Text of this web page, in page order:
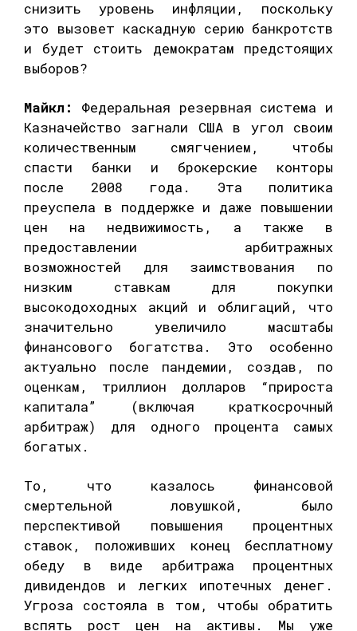
снизить уровень инфляции, поскольку
это вызовет каскадную серию банкротств
и будет стоить демократам предстоящих
выборов?
Майкл:
Федеральная резервная система и
Казначейство загнали США в угол своим
количественным смягчением, чтобы
спасти банки и брокерские конторы
после 2008 года. Эта политика
преуспела в поддержке и даже повышении
цен на недвижимость, а также в
предоставлении арбитражных
возможностей для заимствования по
низким ставкам для покупки
высокодоходных акций и облигаций, что
значительно увеличило масштабы
финансового богатства. Это особенно
актуально после пандемии, создав, по
оценкам, триллион долларов “прироста
капитала” (включая краткосрочный
арбитраж) для одного процента самых
богатых.
То, что казалось финансовой
смертельной ловушкой, было
перспективой повышения процентных
ставок, положивших конец бесплатному
обеду в виде арбитража процентных
дивидендов и легких ипотечных денег.
Угроза состояла в том, чтобы обратить
вспять рост цен на активы. Мы уже